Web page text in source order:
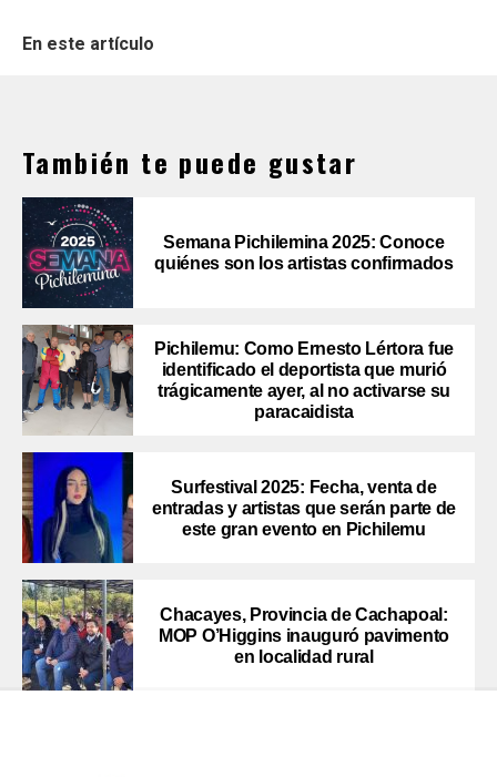
En este artículo
También te puede gustar
Semana Pichilemina 2025: Conoce
quiénes son los artistas confirmados
Pichilemu: Como Ernesto Lértora fue
identificado el deportista que murió
trágicamente ayer, al no activarse su
paracaidista
Surfestival 2025: Fecha, venta de
entradas y artistas que serán parte de
este gran evento en Pichilemu
Chacayes, Provincia de Cachapoal:
MOP O’Higgins inauguró pavimento
en localidad rural